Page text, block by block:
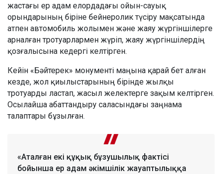
жастағы ер адам елордадағы ойын-сауық
орындарының біріне бейнеролик түсіру мақсатында
атпен автомобиль жолымен және жаяу жүргіншілерге
арналған тротуарлармен жүріп, жаяу жүргіншілердің
қозғалысына кедергі келтірген.
Кейін «Бәйтерек» монументі маңына қарай бет алған
кезде, жол қиылыстарының бірінде жылқы
тротуарды ластап, жасыл желектерге зақым келтірген.
Осылайша абаттандыру саласындағы заңнама
талаптары бұзылған.
«Аталған екі құқық бұзушылық фактісі
бойынша ер адам әкімшілік жауаптылыққа